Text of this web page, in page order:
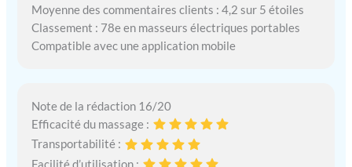
Moyenne des commentaires clients : 4,2 sur 5 étoiles
Classement : 78e en masseurs électriques portables
Compatible avec une application mobile
Note de la rédaction 16/20
Efficacité du massage :
Transportabilité :
Facilité d’utilisation :